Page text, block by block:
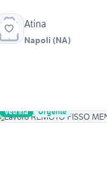
Atina
Napoli (NA)
Vetrina Urgente